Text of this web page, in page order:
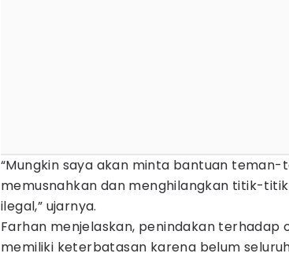
“Mungkin saya akan minta bantuan teman-
memusnahkan dan menghilangkan titik-
ilegal,” ujarnya.
Farhan menjelaskan, penindakan terhadap
memiliki keterbatasan karena belum